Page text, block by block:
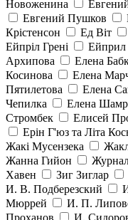
Новоженина
Евгений Пушков
Крістенсон
Ед Віт
Ейпріл Грені
Ейприл
Архипова
Елена
Косинова
Елена
Пятилетова
Елена
Чепилка
Елена
Стромбек
Елисей
Ерін Г'юз та Літа
Жакі Мусензека
Жанна Гийон
Хавен
Зиг Зиглар
И. В. Подберезский
Мюррей
И. П.